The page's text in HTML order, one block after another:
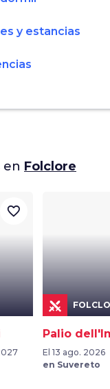
y estancias
en Folclore
favorite_border
Palio
El 13 ago. 2026
en Suvereto